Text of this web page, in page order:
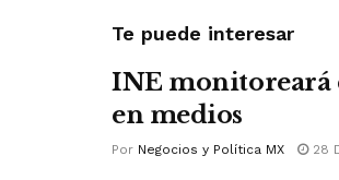
Te puede interesar
INE monitoreará
en medios
Por Negocios y Política MX 28